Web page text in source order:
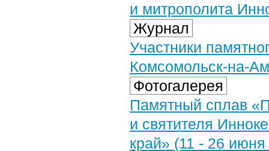
и митрополита
Журнал
Участники
Комсомольск-на-
Фотогалерея
Памятный сплав
и святителя
край» (11 - 26 июня